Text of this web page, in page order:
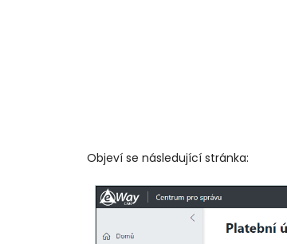
Objeví se následující stránka: